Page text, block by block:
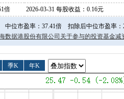
倍
2026-03-31 每股收益：0.16元
中位市盈率：37.41倍
扣除后中位市盈率：
数据港股份有限公司关于参与的投资基金减
季K 年K